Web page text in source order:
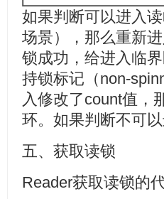
如果判断可以进入
场景），那么重新
锁成功，给进入临
持锁标记（non-
入修改了count值，
环。如果判断不可
五、获取读锁
Reader获取读锁的